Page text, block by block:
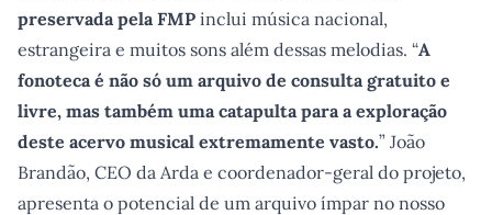
preservada pela FMP inclui música nacional,
estrangeira e muitos sons além dessas melodias. “A
fonoteca é não só um arquivo de consulta gratuito e
livre, mas também uma catapulta para a exploração
deste acervo musical extremamente vasto.” João
Brandão, CEO da Arda e coordenador-geral do projeto,
apresenta o potencial de um arquivo ímpar no nosso